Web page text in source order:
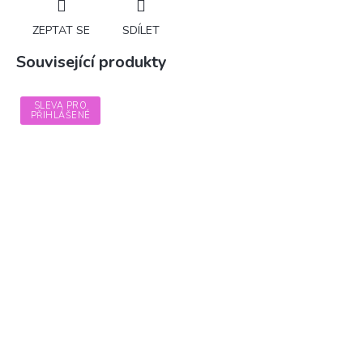
ZEPTAT SE SDÍLET
Související produkty
SLEVA PRO
PŘIHLÁŠENÉ